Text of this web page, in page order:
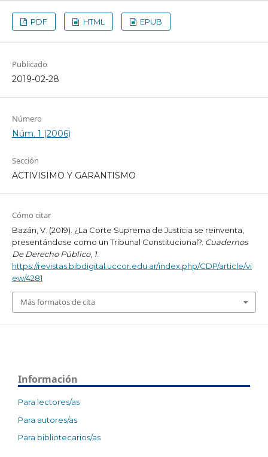
PDF HTML EPUB
Publicado
2019-02-28
Número
Núm. 1 (2006)
Sección
ACTIVISIMO Y GARANTISMO
Cómo citar
Bazán, V. (2019). ¿La Corte Suprema de Justicia se reinventa,
presentándose como un Tribunal Constitucional?. Cuadernos
De Derecho Público, 1.
https://revistas.bibdigital.uccor.edu.ar/index.php/CDP/article/vi
ew/4281
Más formatos de cita
Información
Para lectores/as
Para autores/as
Para bibliotecarios/as